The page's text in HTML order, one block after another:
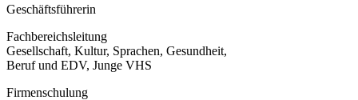
Geschäftsführerin
Fachbereichsleitung
Gesellschaft, Kultur, Sprachen, Gesundheit,
Beruf und EDV, Junge VHS
Firmenschulung